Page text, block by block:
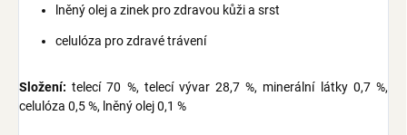
lněný olej a zinek pro zdravou kůži a srst
celulóza pro zdravé trávení
Složení: telecí 70 %, telecí vývar 28,7 %, minerální látky 0,7 %,
celulóza 0,5 %, lněný olej 0,1 %